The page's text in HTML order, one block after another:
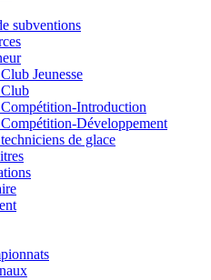
subventions
Jeunesse
Introduction
Développement
de glace